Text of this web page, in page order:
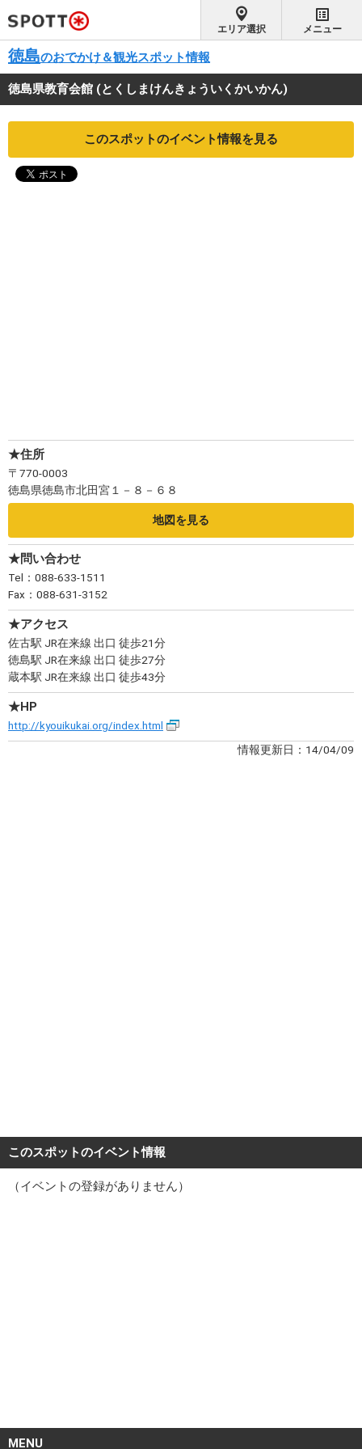
メニュー
エリア選択
徳島のおでかけ＆観光スポット情報
徳島県教育会館 (とくしまけんきょういくかいかん)
このスポットのイベント情報を見る
★住所
〒770-0003
徳島県徳島市北田宮１－８－６８
地図を見る
★問い合わせ
Tel：088-633-1511
Fax：088-631-3152
★アクセス
佐古駅 JR在来線 出口 徒歩21分
徳島駅 JR在来線 出口 徒歩27分
蔵本駅 JR在来線 出口 徒歩43分
★HP
http://kyouikukai.org/index.html
情報更新日：14/04/09
このスポットのイベント情報
（イベントの登録がありません）
MENU